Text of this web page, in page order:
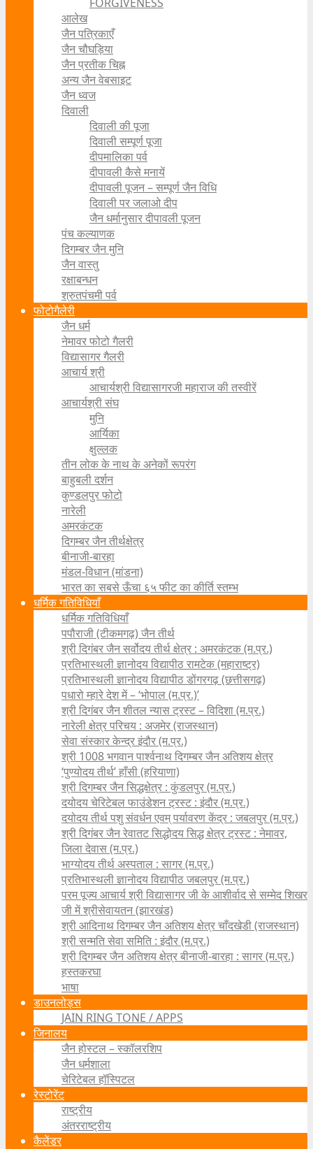
आलेख
जैन पत्रिकाएँ
जैन चौघड़िया
जैन प्रतीक चिह्न
अन्य जैन वेबसाइट
जैन ध्वज
दिवाली
दिवाली की पूजा
दिवाली सम्पूर्ण पूजा
दीपमालिका पर्व
दीपावली कैसे मनायें
दीपावली पूजन – सम्पूर्ण जैन विधि
दिवाली पर जलाओ दीप
जैन धर्मानुसार दीपावली पूजन
पंच कल्याणक
दिगम्बर जैन मुनि
जैन वास्तु
रक्षाबन्धन
श्रुतपंचमी पर्व
फोटोगैलेरी
जैन धर्म
नेमावर फोटो गैलरी
विद्यासागर गैलरी
आचार्य श्री
आचार्यश्री विद्यासागरजी महाराज की तस्वीरें
आचार्यश्री संघ
मुनि
आर्यिका
क्षुल्लक
तीन लोक के नाथ के अनेकों रूपरंग
बाहुबली दर्शन
कुण्डलपुर फोटो
नारेली
अमरकंटक
दिगम्बर जैन तीर्थक्षेत्र
बीनाजी-बारहा
मंडल-विधान (मांडना)
भारत का सबसे ऊँचा ६५ फीट का कीर्ति स्तम्भ
धर्मिक गतिविधियाँ
धर्मिक गतिविधियाँ
पपौराजी (टीकमगढ़) जैन तीर्थ
श्री दिगंबर जैन सर्वोदय तीर्थ क्षेत्र : अमरकंटक (म.प्र.)
प्रतिभास्थली ज्ञानोदय विद्यापीठ रामटेक (महाराष्ट्र)
प्रतिभास्थली ज्ञानोदय विद्यापीठ डोंगरगढ़ (छत्तीसगढ़)
पधारो म्हारे देश में – ‘भोपाल (म.प्र.)’
श्री दिगंबर जैन शीतल न्यास ट्रस्ट – विदिशा (म.प्र.)
नारेली क्षेत्र परिचय : अजमेर (राजस्थान)
सेवा संस्कार केन्द्र इंदौर (म.प्र.)
श्री 1008 भगवान पार्श्वनाथ दिगम्बर जैन अतिशय क्षे‍त्र
‘पुण्योदय तीर्थ’ हाँसी (हरियाणा)
श्री दिगम्बर जैन सिद्धक्षेत्र : कुंडलपुर (म.प्र.)
दयोदय चेरिटेबल फाउंडेशन ट्रस्ट : इंदौर (म.प्र.)
दयोदय तीर्थ पशु संवर्धन एवम्‌ पर्यावरण केंद्र : जबलपुर (म.प्र.)
श्री दिगंबर जैन रेवातट सिद्धोदय सिद्ध क्षेत्र ट्रस्ट : नेमावर,
जिला देवास (म.प्र.)
भाग्योदय तीर्थ अस्पताल : सागर (म.प्र.)
प्रतिभास्थली ज्ञानोदय विद्यापीठ जबलपुर (म.प्र.)
परम पूज्य आचार्य श्री विद्यासागर जी के आशीर्वाद से सम्मेद शिखर
जी में श्रीसेवायतन (झारखंड)
श्री आदिनाथ दिगम्बर जैन अतिशय क्षेत्र चाँदखेडी (राजस्थान)
श्री सन्मति सेवा समिति : इंदौर (म.प्र.)
श्री दिगम्बर जैन अतिशय क्षेत्र बीनाजी-बारहा : सागर (म.प्र.)
हस्तकरघा
भाषा
डाउनलोड्स
JAIN RING TONE / APPS
जिनालय
जैन होस्टल – स्कॉलरशिप
जैन धर्मशाला
चेरिटेबल हॉस्पिटल
रेस्टोरेंट
राष्ट्रीय
अंतरराष्ट्रीय
कैलेंडर